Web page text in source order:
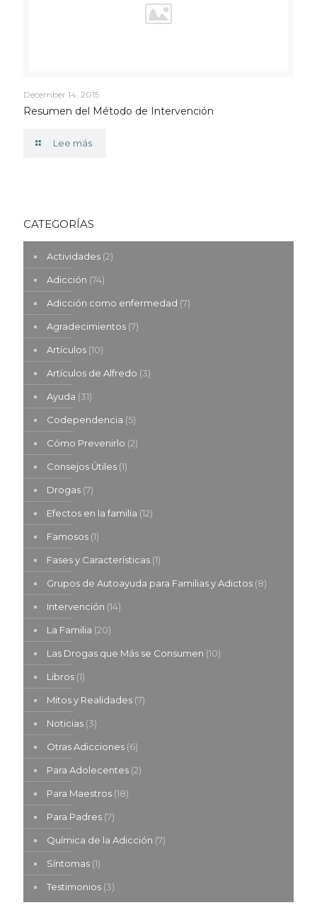
December 14, 2015
Resumen del Método de Intervención
Lee más
CATEGORÍAS
Actividades (2)
Adicción (74)
Adicción como enfermedad (7)
Agradecimientos (7)
Artículos (10)
Artículos de Alfredo (3)
Ayuda (31)
Codependencia (5)
Cómo Prevenirlo (2)
Consejos Útiles (1)
Drogas (7)
Efectos en la familia (12)
Famosos (1)
Fases y Características (1)
Grupos de Autoayuda para Familias y Adictos (8)
Intervención (14)
La Familia (20)
Las Drogas que Más se Consumen (10)
Libros (1)
Mitos y Realidades (7)
Noticias (3)
Otras Adicciones (6)
Para Adolecentes (2)
Para Maestros (18)
Para Padres (7)
Química de la Adicción (7)
Síntomas (1)
Testimonios (3)